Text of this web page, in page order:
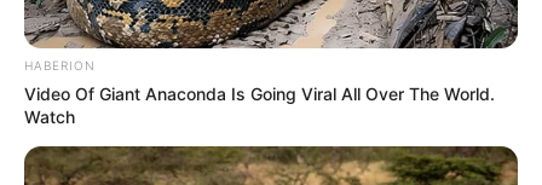
HABERION
Video Of Giant Anaconda Is Going Viral All Over The World.
Watch